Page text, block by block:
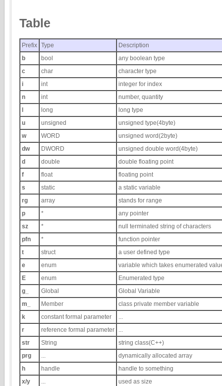
Table
Prefix Type
Description
b
bool
any boolean type
c
char
character type
i
int
integer for index
n
int
number, quantity
l
long
long type
u
unsigned
unsigned type(4byte)
w
WORD
unsigned word(2byte)
dw
DWORD
unsigned double word(4byte)
d
double
double floating point
f
float
floating point
s
static
a static variable
rg
array
stands for range
p
*
any pointer
sz
*
null terminated string of characters
pfn
*
function pointer
t
struct
a user defined type
e
enum
variable which takes enumerated
E
enum
Enumerated type
g_
Global
Global Variable
m_
Member
class private member variable
k
constant formal parameter
r
reference formal parameter
str
String
string class(C++)
prg
dynamically allocated array
h
handle
handle to something
x/y
used as size